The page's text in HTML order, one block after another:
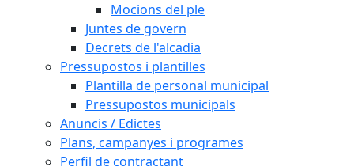
Mocions del ple
Juntes de govern
Decrets de l'alcadia
Pressupostos i plantilles
Plantilla de personal municipal
Pressupostos municipals
Anuncis / Edictes
Plans, campanyes i programes
Perfil de contractant